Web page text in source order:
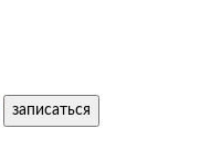
записаться